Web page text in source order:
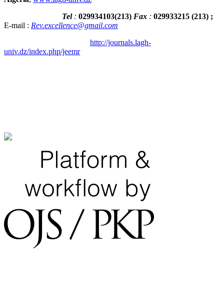
Tel : 029934103(213) Fax : 029933215 (213) ;
E-mail : Rev.excellence@gmail.com
http://journals.lagh-
univ.dz/index.php/jeemr